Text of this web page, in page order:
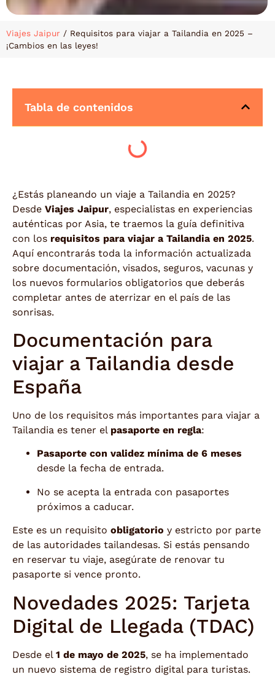
Viajes Jaipur / Requisitos para viajar a Tailandia en 2025 –
¡Cambios en las leyes!
Tabla de contenidos
¿Estás planeando un viaje a Tailandia en 2025?
Desde Viajes Jaipur, especialistas en experiencias
auténticas por Asia, te traemos la guía definitiva
con los requisitos para viajar a Tailandia en 2025.
Aquí encontrarás toda la información actualizada
sobre documentación, visados, seguros, vacunas y
los nuevos formularios obligatorios que deberás
completar antes de aterrizar en el país de las
sonrisas.
Documentación para
viajar a Tailandia desde
España
Uno de los requisitos más importantes para viajar a
Tailandia es tener el pasaporte en regla:
Pasaporte con validez mínima de 6 meses
desde la fecha de entrada.
No se acepta la entrada con pasaportes
próximos a caducar.
Este es un requisito obligatorio y estricto por parte
de las autoridades tailandesas. Si estás pensando
en reservar tu viaje, asegúrate de renovar tu
pasaporte si vence pronto.
Novedades 2025: Tarjeta
Digital de Llegada (TDAC)
Desde el 1 de mayo de 2025, se ha implementado
un nuevo sistema de registro digital para turistas.